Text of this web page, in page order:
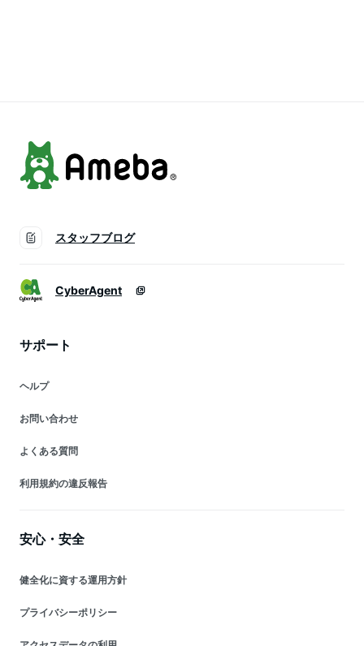
スタッフブログ
CyberAgent
サポート
ヘルプ
お問い合わせ
よくある質問
利用規約の違反報告
安心・安全
健全化に資する運用方針
プライバシーポリシー